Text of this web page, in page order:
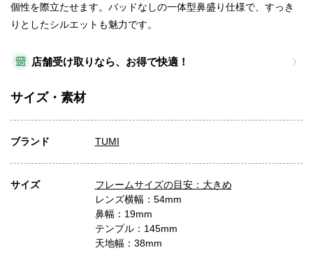
店舗受け取りなら、お得で快適！
個性を際立たせます。バッドなしの一体型鼻盛り仕様で、すっき
りとしたシルエットも魅力です。
サイズ・素材
ブランド TUMI
サイズ
フレームサイズの目安：大きめ
レンズ横幅：54mm
鼻幅：19mm
テンプル：145mm
天地幅：38mm